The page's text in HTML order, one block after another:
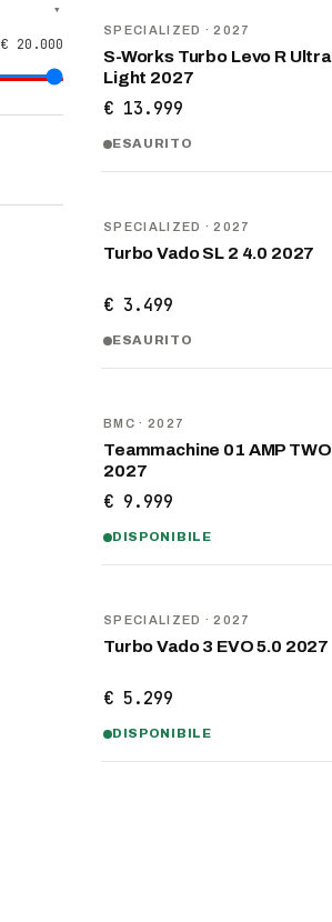
▾
€ 20.000
SPECIALIZED · 2027
S-Works Turbo Levo R Ultra
Light 2027
€ 13.999
ESAURITO
SPECIALIZED · 2027
Turbo Vado SL 2 4.0 2027
€ 3.499
ESAURITO
BMC · 2027
Teammachine 01 AMP TWO
2027
€ 9.999
DISPONIBILE
SPECIALIZED · 2027
Turbo Vado 3 EVO 5.0 2027
€ 5.299
DISPONIBILE